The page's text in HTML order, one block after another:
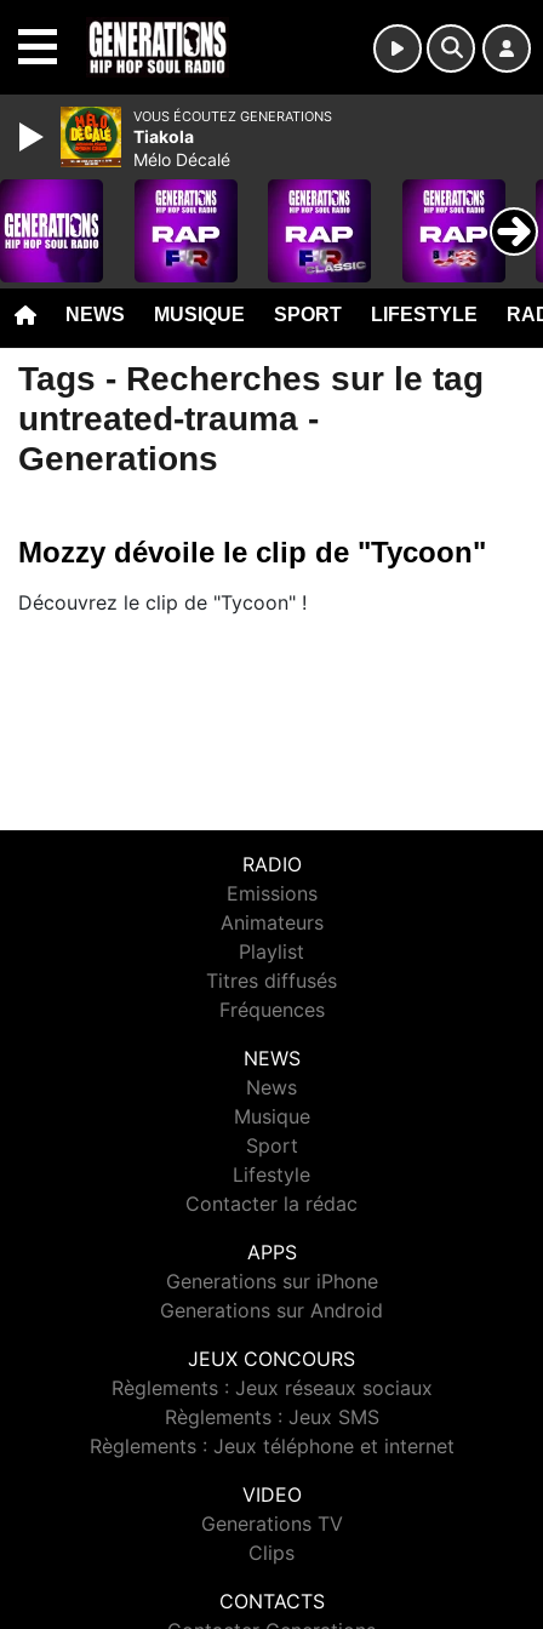
NEWS MUSIQUE SPORT LIFESTYLE
Tags - Recherches sur le tag
untreated-trauma -
Generations
Mozzy dévoile le clip de "Tycoon"
Découvrez le clip de "Tycoon" !
RADIO
Emissions
Animateurs
Playlist
Titres diffusés
Fréquences
NEWS
News
Musique
Sport
Lifestyle
Contacter la rédac
APPS
Generations sur iPhone
Generations sur Android
JEUX CONCOURS
Règlements : Jeux réseaux sociaux
Règlements : Jeux SMS
Règlements : Jeux téléphone et internet
VIDEO
Generations TV
Clips
CONTACTS
VOUS ÉCOUTEZ GENERATIONS
Tiakola
Mélo Décalé